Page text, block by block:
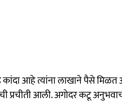
कांदा आहे त्यांना लाखाने पैसे
प्रचीती आली. अगोदर कटू